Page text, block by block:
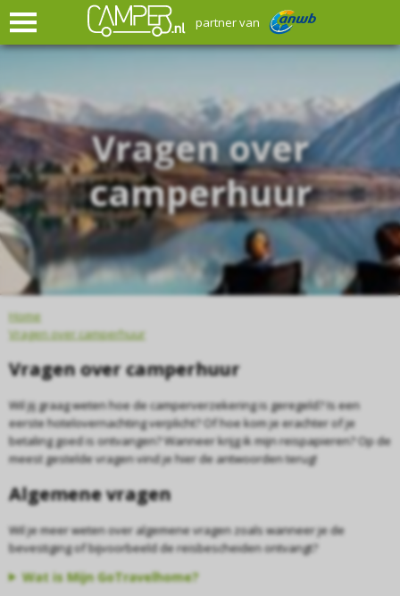
partner van
Vragen over
camperhuur
Home
Vragen over camperhuur
Vragen over camperhuur
Wil jij graag weten hoe de camperverzekering is geregeld? Is een
eerste hotelovernachting verplicht? Of hoe kom je erachter of je
betaling goed is ontvangen? Wanneer krijg ik mijn reispapieren? Op de
meest gestelde vragen vind je hier de antwoorden terug!
Algemene vragen
Wil je meer weten over algemene vragen zoals wanneer je de
bevestiging of bijvoorbeeld de reisbescheiden ontvangt?
Wat is Mijn GoTravelhome?